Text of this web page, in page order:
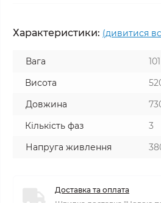
Характеристики: (дивитися
Вага
101
Висота
Довжина
Кількість фаз
3
Напруга живлення
Доставка та оплата